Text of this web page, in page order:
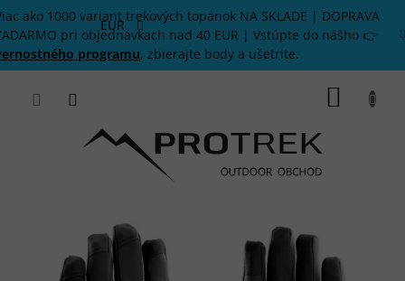
Prejsť
na
obsah
ako 1000 variant trekových topánok NA SKLADE | DOPRAVA
pri objednávkach nad 40 EUR | Vstúpte do nášho 👉
programu, zbierajte body a ušetrite.
EUR